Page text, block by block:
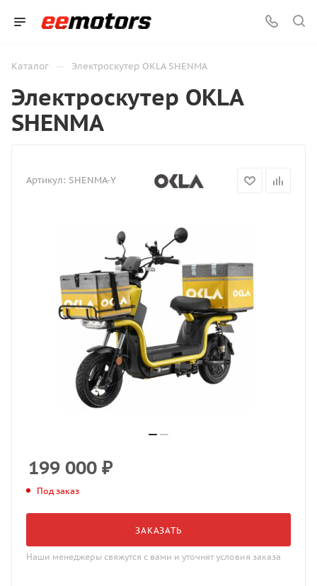
Каталог — Электроскутер OKLA SHENМA
Электроскутер OKLA
SHENМA
Артикул: SHENМA-Y
199 000 ₽
Под заказ
ЗАКАЗАТЬ
Наши менеджеры свяжутся с вами и уточнят условия заказа